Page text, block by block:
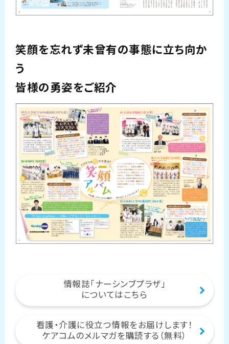
笑顔を忘れず未曾有の事態に立ち向か
う
皆様の勇姿をご紹介
情報誌「ナーシンブプラザ」
についてはこちら
看護・介護に役立つ情報をお届けします！
ケアコムのメルマガを購読する（無料）